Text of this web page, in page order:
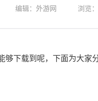
编辑：外游网 浏览：
够下载到呢，下面为大家